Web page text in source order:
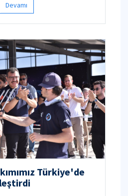
Devamı
Türkiye'de